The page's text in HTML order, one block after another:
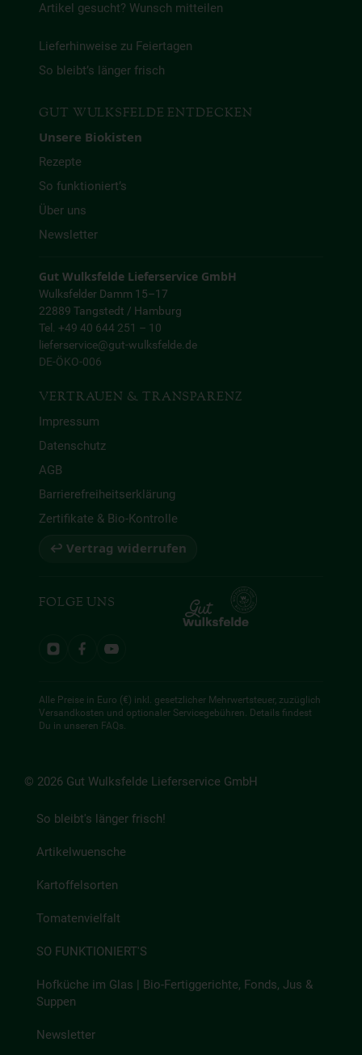
Artikel gesucht? Wunsch mitteilen
Lieferhinweise zu Feiertagen
So bleibt’s länger frisch
GUT WULKSFELDE ENTDECKEN
Unsere Biokisten
Rezepte
So funktioniert’s
Über uns
Newsletter
Gut Wulksfelde Lieferservice GmbH
Wulksfelder Damm 15–17
22889 Tangstedt / Hamburg
Tel. +49 40 644 251 – 10
lieferservice@gut-wulksfelde.de
DE-ÖKO-006
VERTRAUEN & TRANSPARENZ
Impressum
Datenschutz
AGB
Barrierefreiheitserklärung
Zertifikate & Bio-Kontrolle
↩ Vertrag widerrufen
FOLGE UNS
Alle Preise in Euro (€) inkl. gesetzlicher Mehrwertsteuer, zuzüglich
Versandkosten und optionaler Servicegebühren. Details findest
Du in unseren FAQs.
© 2026 Gut Wulksfelde Lieferservice GmbH
So bleibt's länger frisch!
Artikelwuensche
Kartoffelsorten
Tomatenvielfalt
SO FUNKTIONIERT'S
Hofküche im Glas | Bio-Fertiggerichte, Fonds, Jus &
Suppen
Newsletter